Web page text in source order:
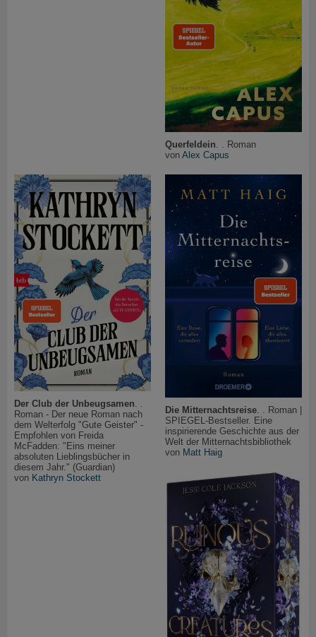
Querfeldein. . Roman
von Alex Capus
Der Club der Unbeugsamen. .
Roman - Der neue Roman nach
dem Welterfolg "Gute Geister" -
Empfohlen von Freida
McFadden: "Eins meiner
absoluten Lieblingsbücher in
diesem Jahr." (Guardian)
von Kathryn Stockett
Die Mitternachtsreise. . Roman |
SPIEGEL-Bestseller. Eine
inspirierende Geschichte aus der
Welt der Mitternachtsbibliothek
von Matt Haig